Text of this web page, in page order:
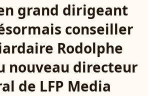
grand dirigeant
conseiller
Rodolphe
nouveau directeur
de LFP Media